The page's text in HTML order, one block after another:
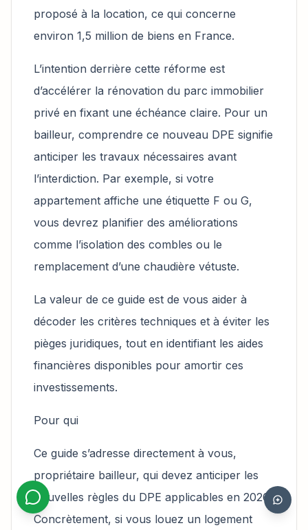
proposé à la location, ce qui concerne
environ 1,5 million de biens en France.
L’intention derrière cette réforme est
d’accélérer la rénovation du parc immobilier
privé en fixant une échéance claire. Pour un
bailleur, comprendre ce nouveau DPE signifie
anticiper les travaux nécessaires avant
l’interdiction. Par exemple, si votre
appartement affiche une étiquette F ou G,
vous devrez planifier des améliorations
comme l’isolation des combles ou le
remplacement d’une chaudière vétuste.
La valeur de ce guide est de vous aider à
décoder les critères techniques et à éviter les
pièges juridiques, tout en identifiant les aides
financières disponibles pour amortir ces
investissements.
Pour qui
Ce guide s’adresse directement à vous,
propriétaire bailleur, qui devez anticiper les
nouvelles règles du DPE applicables en 2026.
Concrètement, si vous louez un logement